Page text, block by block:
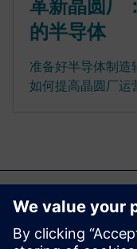
革新晶圆厂
的半导体
准备好半导体制造
如何提高晶圆厂运
更多相关